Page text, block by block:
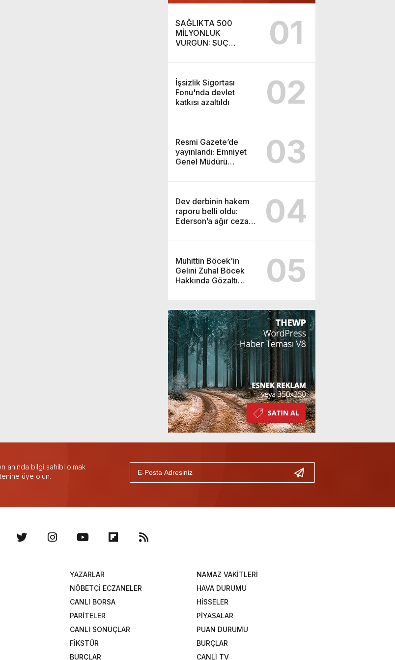
SAĞLIKTA 500
MİLYONLUK
VURGUN: SUÇ
01
İşsizlik Sigortası
Fonu'nda devlet
katkısı azaltıldı
02
Resmi Gazete’de
yayınlandı: Emniyet
Genel Müdürü
03
Dev derbinin hakem
raporu belli oldu:
Ederson’a ağır ceza
04
Muhittin Böcek'in
Gelini Zuhal Böcek
Hakkında Gözaltı
05
anında bilgi sahibi olmak
üye olun.
YAZARLAR
NAMAZ VAKİTLERİ
NÖBETÇİ ECZANELER
HAVA DURUMU
CANLI BORSA
HİSSELER
PARİTELER
PİYASALAR
CANLI SONUÇLAR
PUAN DURUMU
FİKSTÜR
BURÇLAR
BURÇLAR
CANLI TV